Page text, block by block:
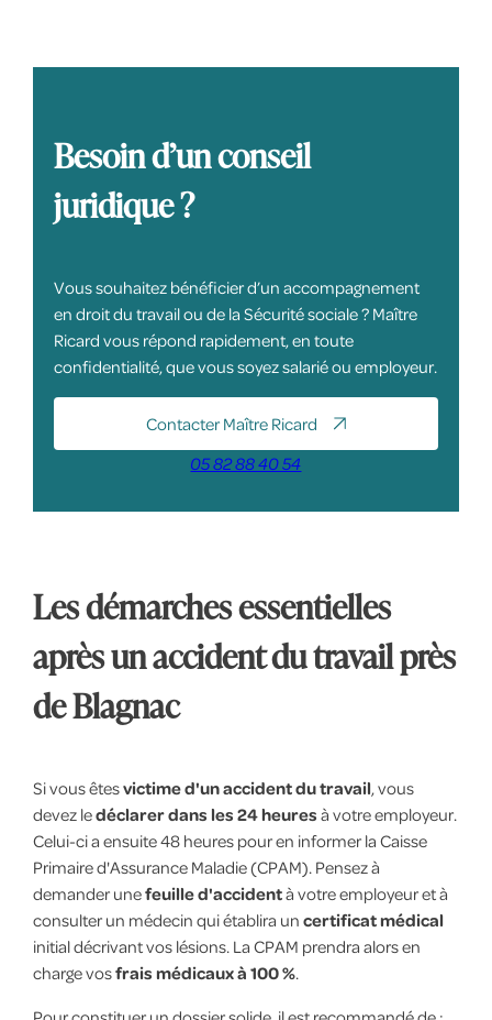
Besoin d’un conseil
juridique ?
Vous souhaitez bénéficier d’un accompagnement
en droit du travail ou de la Sécurité sociale ? Maître
Ricard vous répond rapidement, en toute
confidentialité, que vous soyez salarié ou employeur.
Contacter Maître Ricard
05 82 88 40 54
Les démarches essentielles
après un accident du travail près
de Blagnac
Si vous êtesvictime d'un accident du travail, vous
devez ledéclarer dans les 24 heures à votre employeur.
Celui-ci a ensuite 48 heures pour en informer la Caisse
Primaire d'Assurance Maladie (CPAM). Pensez à
demander unefeuille d'accidentà votre employeur et à
consulter un médecin qui établira un certificat médical
initial décrivant vos lésions. La CPAM prendra alors en
charge vosfrais médicaux à 100 %.